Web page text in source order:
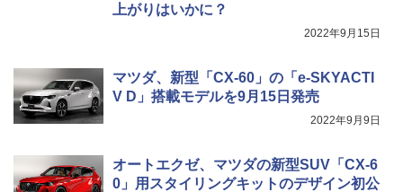
上がりはいかに？
2022年9月15日
マツダ、新型「CX-60」の「e-SKYACTI
V D」搭載モデルを9月15日発売
2022年9月9日
オートエクゼ、マツダの新型SUV「CX-6
0」用スタイリングキットのデザイン初公